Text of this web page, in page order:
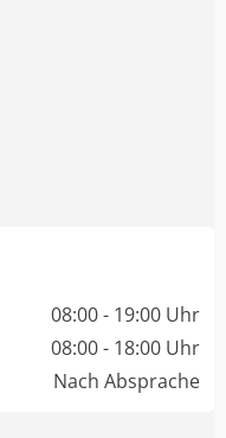
08:00 - 19:00 Uhr
08:00 - 18:00 Uhr
Nach Absprache